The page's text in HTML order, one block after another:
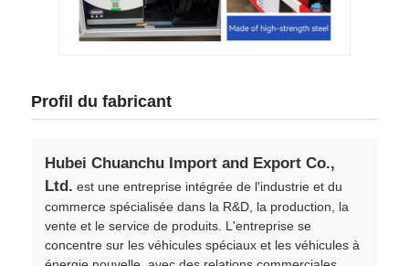
Profil du fabricant
Hubei Chuanchu Import and Export Co.,
Ltd. est une entreprise intégrée de l'industrie et du
commerce spécialisée dans la R&D, la production, la
vente et le service de produits. L'entreprise se
concentre sur les véhicules spéciaux et les véhicules à